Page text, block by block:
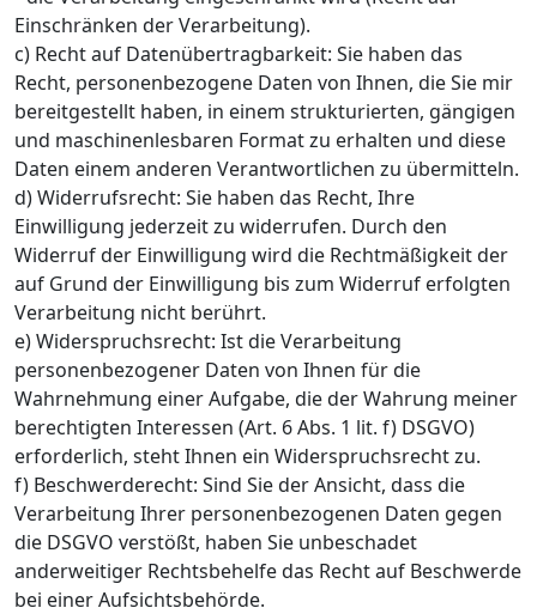
Einschränken der Verarbeitung).
c) Recht auf Datenübertragbarkeit: Sie haben das
Recht, personenbezogene Daten von Ihnen, die Sie mir
bereitgestellt haben, in einem strukturierten, gängigen
und maschinenlesbaren Format zu erhalten und diese
Daten einem anderen Verantwortlichen zu übermitteln.
d) Widerrufsrecht: Sie haben das Recht, Ihre
Einwilligung jederzeit zu widerrufen. Durch den
Widerruf der Einwilligung wird die Rechtmäßigkeit der
auf Grund der Einwilligung bis zum Widerruf erfolgten
Verarbeitung nicht berührt.
e) Widerspruchsrecht: Ist die Verarbeitung
personenbezogener Daten von Ihnen für die
Wahrnehmung einer Aufgabe, die der Wahrung meiner
berechtigten Interessen (Art. 6 Abs. 1 lit. f) DSGVO)
erforderlich, steht Ihnen ein Widerspruchsrecht zu.
f) Beschwerderecht: Sind Sie der Ansicht, dass die
Verarbeitung Ihrer personenbezogenen Daten gegen
die DSGVO verstößt, haben Sie unbeschadet
anderweitiger Rechtsbehelfe das Recht auf Beschwerde
bei einer Aufsichtsbehörde.